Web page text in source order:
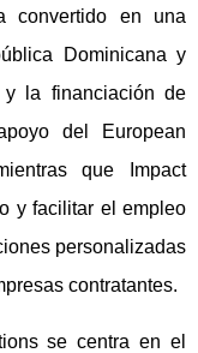
convertido en una
Dominicana y
y la financiación de
del European
que Impact
y facilitar el empleo
personalizadas
contratantes.
se centra en el